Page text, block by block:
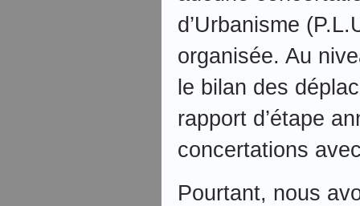
d’Urbanisme
organisée. Au
le bilan des
rapport d’étape
concertations
Pourtant, nous